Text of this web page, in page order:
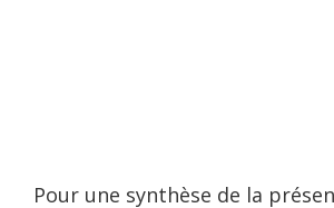
Pour une synthèse de la